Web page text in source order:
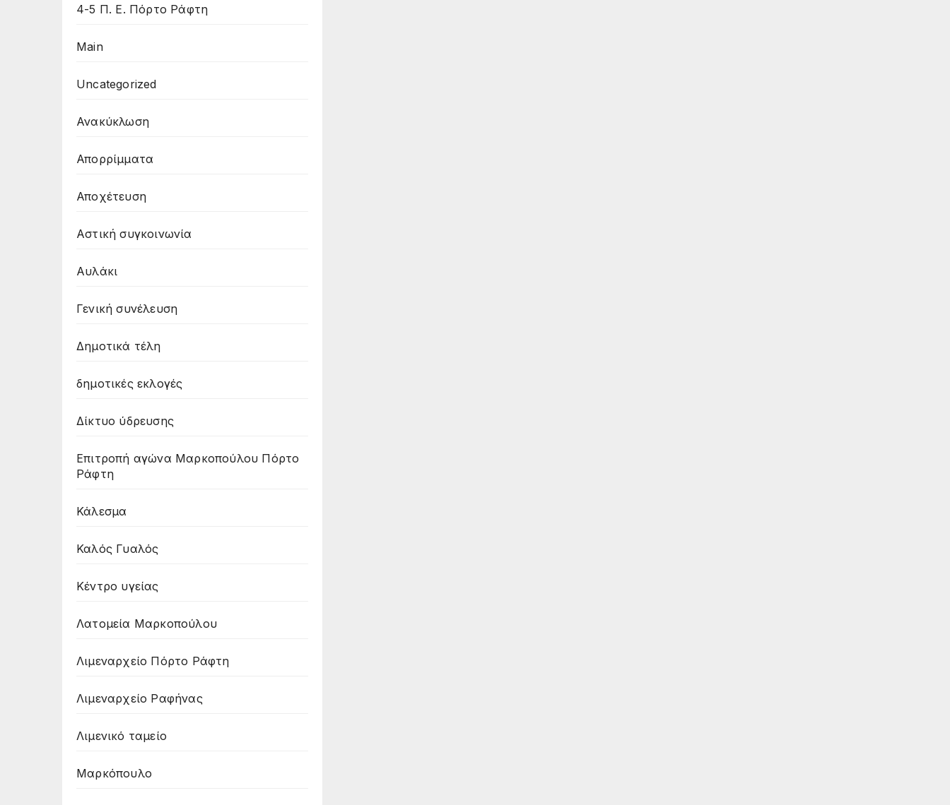
4-5 Π. Ε. Πόρτο Ράφτη
Main
Uncategorized
Ανακύκλωση
Απορρίμματα
Αποχέτευση
Αστική συγκοινωνία
Αυλάκι
Γενική συνέλευση
Δημοτικά τέλη
δημοτικές εκλογές
Δίκτυο ύδρευσης
Επιτροπή αγώνα Μαρκοπούλου Πόρτο
Ράφτη
Κάλεσμα
Καλός Γυαλός
Κέντρο υγείας
Λατομεία Μαρκοπούλου
Λιμεναρχείο Πόρτο Ράφτη
Λιμεναρχείο Ραφήνας
Λιμενικό ταμείο
Μαρκόπουλο